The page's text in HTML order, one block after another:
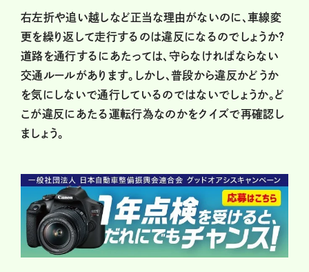
右左折や追い越しなど正当な理由がないのに、車線変
更を繰り返して走行するのは違反になるのでしょうか？
道路を通行するにあたっては、守らなければならない
交通ルールがあります。しかし、普段から違反かどうか
を気にしないで通行しているのではないでしょうか。ど
こが違反にあたる運転行為なのかをクイズで再確認し
ましょう。